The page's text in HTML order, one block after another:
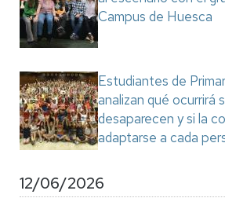
Campus de Huesca
Estudiantes de
analizan qué ocurrirá
desaparecen y si la
adaptarse a cada
12/06/2026